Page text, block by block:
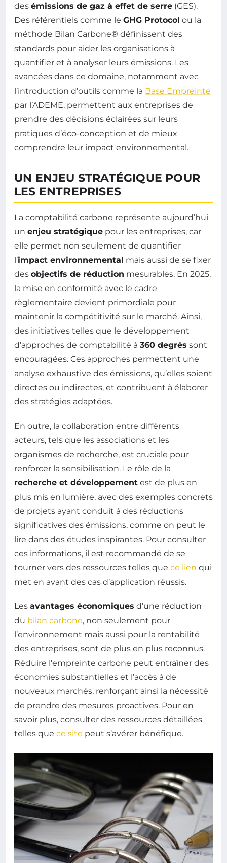
des émissions de gaz à effet de serre (GES).
Des référentiels comme le GHG Protocol ou la
méthode Bilan Carbone® définissent des
standards pour aider les organisations à
quantifier et à analyser leurs émissions. Les
avancées dans ce domaine, notamment avec
l’introduction d’outils comme la Base Empreinte
par l’ADEME, permettent aux entreprises de
prendre des décisions éclairées sur leurs
pratiques d’éco-conception et de mieux
comprendre leur impact environnemental.
UN ENJEU STRATÉGIQUE POUR
LES ENTREPRISES
La comptabilité carbone représente aujourd’hui
un enjeu stratégique pour les entreprises, car
elle permet non seulement de quantifier
l’impact environnemental mais aussi de se fixer
des objectifs de réduction mesurables. En 2025,
la mise en conformité avec le cadre
règlementaire devient primordiale pour
maintenir la compétitivité sur le marché. Ainsi,
des initiatives telles que le développement
d’approches de comptabilité à 360 degrés sont
encouragées. Ces approches permettent une
analyse exhaustive des émissions, qu’elles soient
directes ou indirectes, et contribuent à élaborer
des stratégies adaptées.
En outre, la collaboration entre différents
acteurs, tels que les associations et les
organismes de recherche, est cruciale pour
renforcer la sensibilisation. Le rôle de la
recherche et développement est de plus en
plus mis en lumière, avec des exemples concrets
de projets ayant conduit à des réductions
significatives des émissions, comme on peut le
lire dans des études inspirantes. Pour consulter
ces informations, il est recommandé de se
tourner vers des ressources telles que ce lien qui
met en avant des cas d’application réussis.
Les avantages économiques d’une réduction
du bilan carbone, non seulement pour
l’environnement mais aussi pour la rentabilité
des entreprises, sont de plus en plus reconnus.
Réduire l’empreinte carbone peut entraîner des
économies substantielles et l’accès à de
nouveaux marchés, renforçant ainsi la nécessité
de prendre des mesures proactives. Pour en
savoir plus, consulter des ressources détaillées
telles que ce site peut s’avérer bénéfique.